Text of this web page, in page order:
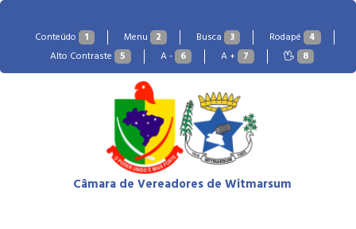
Conteúdo 1 Menu 2 Busca 3 Rodapé 4
Alto Contraste 5 A - 6 A + 7 8
Câmara de Vereadores de Witmarsum